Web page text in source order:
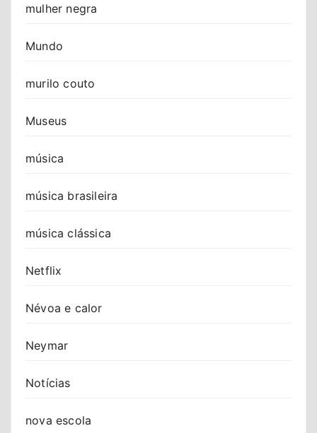
mulher negra
Mundo
murilo couto
Museus
música
música brasileira
música clássica
Netflix
Névoa e calor
Neymar
Notícias
nova escola